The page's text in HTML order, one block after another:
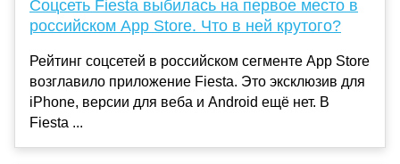
Соцсеть Fiesta выбилась на первое место в
российском App Store. Что в ней крутого?
Рейтинг соцсетей в российском сегменте App Store
возглавило приложение Fiesta. Это эксклюзив для
iPhone, версии для веба и Android ещё нет. В
Fiesta ...